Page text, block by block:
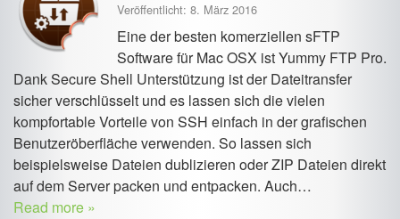
Veröffentlicht: 8. März 2016
Eine der besten komerziellen sFTP
Software für Mac OSX ist Yummy FTP Pro.
Dank Secure Shell Unterstützung ist der Dateitransfer
sicher verschlüsselt und es lassen sich die vielen
kompfortable Vorteile von SSH einfach in der grafischen
Benutzeröberfläche verwenden. So lassen sich
beispielsweise Dateien dublizieren oder ZIP Dateien direkt
auf dem Server packen und entpacken. Auch…
Read more »